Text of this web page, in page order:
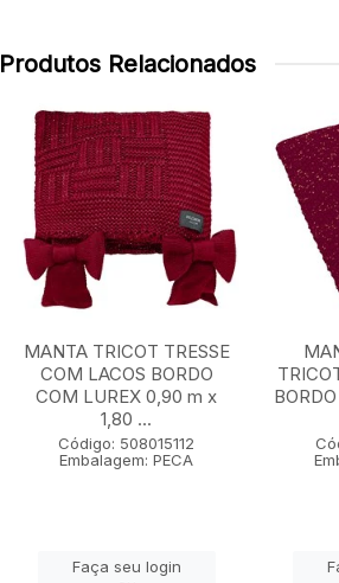
Produtos Relacionados
MANTA TRICOT TRESSE
COM LACOS BORDO
COM LUREX 0,90 m x
1,80 ...
Código: 508015112
Embalagem: PECA
Faça seu login